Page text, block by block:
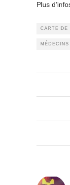
Plus
CARTE DE